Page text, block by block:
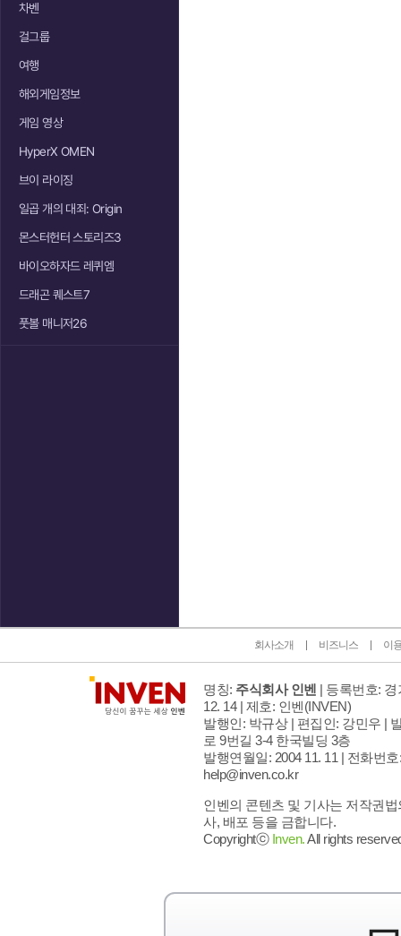
차벤
걸그룹
여행
해외게임정보
게임 영상
HyperX OMEN
브이 라이징
일곱 개의 대죄: Origin
몬스터헌터 스토리즈3
바이오하자드 레퀴엠
드래곤 퀘스트7
풋볼 매니저26
회사소개 비즈니스 이
명칭: 주식회사 인벤 | 등록번호:
12. 14 | 제호: 인벤(INVEN)
발행인: 박규상 | 편집인: 강민우 |
로 9번길 3-4 한국빌딩 3층
발행연월일: 2004 11. 11 | 전화번호
help@inven.co.kr
인벤의 콘텐츠 및 기사는 저작권
사, 배포 등을 금합니다.
Copyrightⓒ Inven.All rights